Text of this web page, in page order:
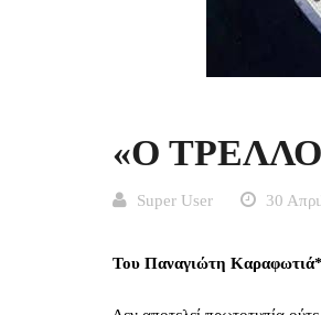
«Ο
Super User 30
Του Παναγιώτη Καραφωτιά*